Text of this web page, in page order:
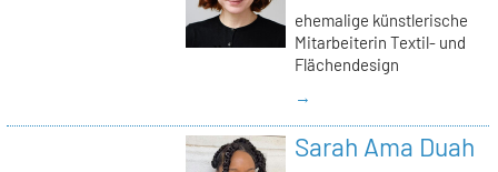
ehemalige künstlerische
Mitarbeiterin Textil- und
Flächendesign
→
Sarah Ama Duah